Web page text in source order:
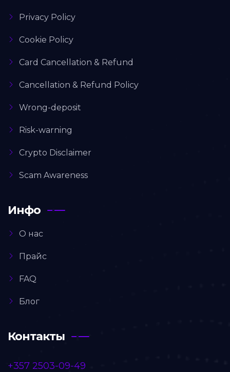
Privacy Policy
Cookie Policy
Card Cancellation & Refund
Cancellation & Refund Policy
Wrong-deposit
Risk-warning
Crypto Disclaimer
Scam Awareness
Инфо
О нас
Прайс
FAQ
Блог
Контакты
+357 2503-09-49